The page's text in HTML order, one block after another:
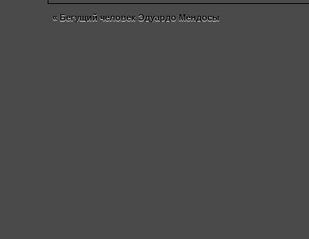
« Бегущий человек Эдуардо Мендосы